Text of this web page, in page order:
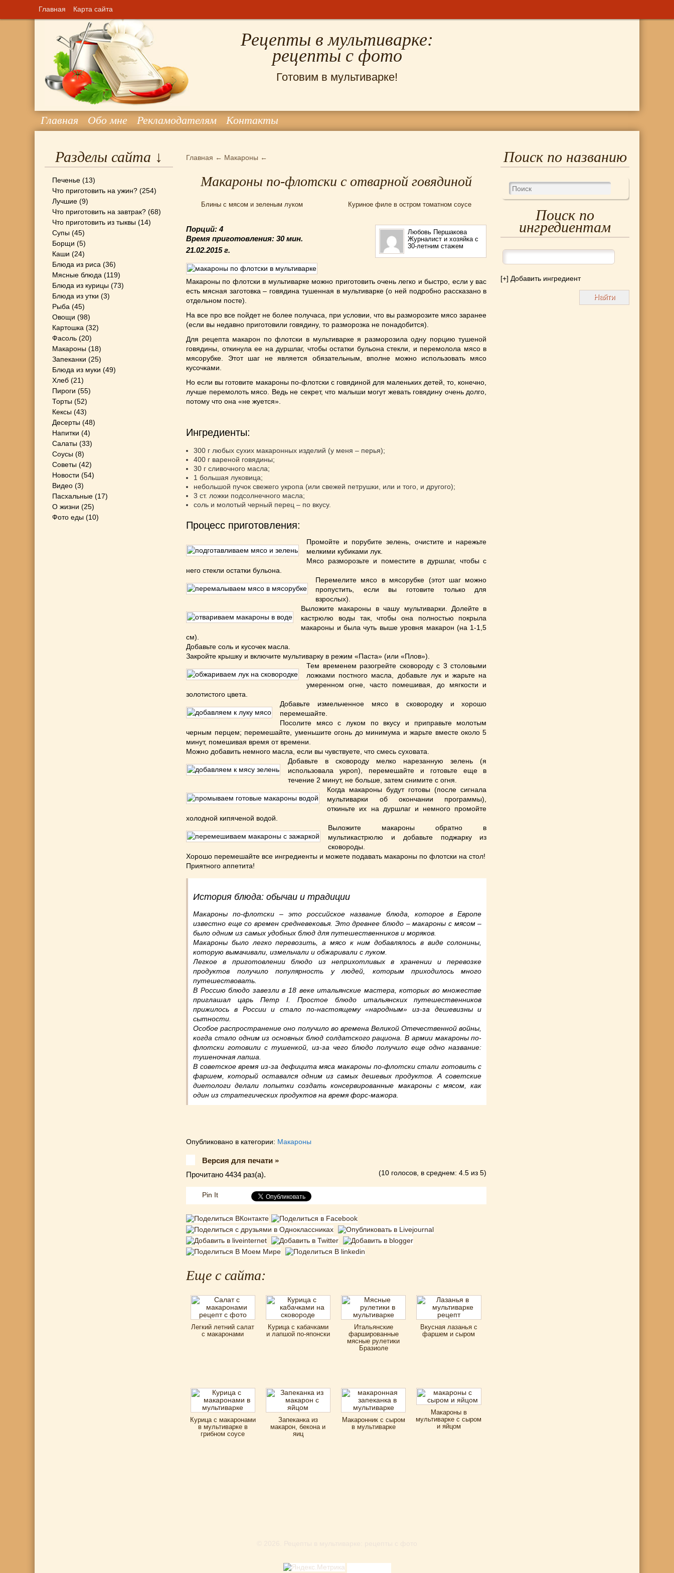
Главная Карта сайта
Рецепты в мультиварке:
рецепты с фото
Готовим в мультиварке!
Главная Обо мне Рекламодателям Контакты
Главная ← Макароны ←
Макароны по-флотски с отварной говядиной
Блины с мясом и зеленым луком Куриное филе в остром томатном соусе
Порций: 4
Время приготовления:30 мин.
21.02.2015г.
Любовь Першакова
Журналист и хозяйка с
30-летним стажем
Макароны по флотски в мультиварке можно приготовить очень легко и быстро, если у вас
есть мясная заготовка – говядина тушенная в мультиварке (о ней подробно рассказано в
отдельном посте).
На все про все пойдет не более получаса, при условии, что вы разморозите мясо заранее
(если вы недавно приготовили говядину, то разморозка не понадобится).
Для рецепта макарон по флотски в мультиварке я разморозила одну порцию тушеной
говядины, откинула ее на дуршлаг, чтобы остатки бульона стекли, и перемолола мясо в
мясорубке. Этот шаг не является обязательным, вполне можно использовать мясо
кусочками.
Но если вы готовите макароны по-флотски с говядиной для маленьких детей, то, конечно,
лучше перемолоть мясо. Ведь не секрет, что малыши могут жевать говядину очень долго,
потому что она «не жуется».
Ингредиенты:
300 г любых сухих макаронных изделий (у меня – перья);
400 г вареной говядины;
30 г сливочного масла;
1 большая луковица;
небольшой пучок свежего укропа (или свежей петрушки, или и того, и другого);
3 ст. ложки подсолнечного масла;
соль и молотый черный перец – по вкусу.
Процесс приготовления:
Промойте и порубите зелень, очистите и нарежьте
мелкими кубиками лук.
Мясо разморозьте и поместите в дуршлаг, чтобы с
него стекли остатки бульона.
Перемелите мясо в мясорубке (этот шаг можно
пропустить, если вы готовите только для
взрослых).
Выложите макароны в чашу мультиварки. Долейте в
кастрюлю воды так, чтобы она полностью покрыла
макароны и была чуть выше уровня макарон (на 1-1,5
см).
Добавьте соль и кусочек масла.
Закройте крышку и включите мультиварку в режим «Паста» (или «Плов»).
Тем временем разогрейте сковороду с 3 столовыми
ложками постного масла, добавьте лук и жарьте на
умеренном огне, часто помешивая, до мягкости и
золотистого цвета.
Добавьте измельченное мясо в сковородку и хорошо
перемешайте.
Посолите мясо с луком по вкусу и приправьте молотым
черным перцем; перемешайте, уменьшите огонь до минимума и жарьте вместе около 5
минут, помешивая время от времени.
Можно добавить немного масла, если вы чувствуете, что смесь суховата.
Добавьте в сковороду мелко нарезанную зелень (я
использовала укроп), перемешайте и готовьте еще в
течение 2 минут, не больше, затем снимите с огня.
Когда макароны будут готовы (после сигнала
мультиварки об окончании программы),
откиньте их на дуршлаг и немного промойте
холодной кипяченой водой.
Выложите макароны обратно в
мультикастрюлю и добавьте поджарку из
сковороды.
Хорошо перемешайте все ингредиенты и можете подавать макароны по флотски на стол!
Приятного аппетита!
История блюда: обычаи и традиции
Макароны по-флотски – это российское название блюда, которое в Европе
известно еще со времен средневековья. Это древнее блюдо – макароны с мясом –
было одним из самых удобных блюд для путешественников и моряков.
Макароны было легко перевозить, а мясо к ним добавлялось в виде солонины,
которую вымачивали, измельчали и обжаривали с луком.
Легкое в приготовлении блюдо из неприхотливых в хранении и перевозке
продуктов получило популярность у людей, которым приходилось много
путешествовать.
В Россию блюдо завезли в 18 веке итальянские мастера, которых во множестве
приглашал царь Петр I. Простое блюдо итальянских путешественников
прижилось в России и стало по-настоящему «народным» из-за дешевизны и
сытности.
Особое распространение оно получило во времена Великой Отечественной войны,
когда стало одним из основных блюд солдатского рациона. В армии макароны по-
флотски готовили с тушенкой, из-за чего блюдо получило еще одно название:
тушеночная лапша.
В советское время из-за дефицита мяса макароны по-флотски стали готовить с
фаршем, который оставался одним из самых дешевых продуктов. А советские
диетологи делали попытки создать консервированные макароны с мясом, как
один из стратегических продуктов на время форс-мажора.
Опубликовано в категории: Макароны
Версия для печати »
Прочитано 4434 раз(a).
(10 голосов, в среднем: 4.5 из 5)
Pin It
Еще с сайта:
Легкий летний салат
с макаронами
Курица с кабачками
и лапшой по-японски
Итальянские
фаршированные
мясные рулетики
Бразиоле
Вкусная лазанья с
фаршем и сыром
Курица с макаронами
в мультиварке в
грибном соусе
Запеканка из
макарон, бекона и
яиц
Макаронник с сыром
в мультиварке
Макароны в
мультиварке с сыром
и яйцом
Разделы сайта ↓
Печенье (13)
Что приготовить на ужин? (254)
Лучшие (9)
Что приготовить на завтрак? (68)
Что приготовить из тыквы (14)
Супы (45)
Борщи (5)
Каши (24)
Блюда из риса (36)
Мясные блюда (119)
Блюда из курицы (73)
Блюда из утки (3)
Рыба (45)
Овощи (98)
Картошка (32)
Фасоль (20)
Макароны (18)
Запеканки (25)
Блюда из муки (49)
Хлеб (21)
Пироги (55)
Торты (52)
Кексы (43)
Десерты (48)
Напитки (4)
Салаты (33)
Соусы (8)
Советы (42)
Новости (54)
Видео (3)
Пасхальные (17)
О жизни (25)
Фото еды (10)
Поиск по названию
Поиск по
ингредиентам
[+] Добавить ингредиент